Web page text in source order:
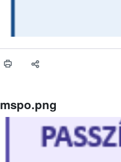
mspo.png